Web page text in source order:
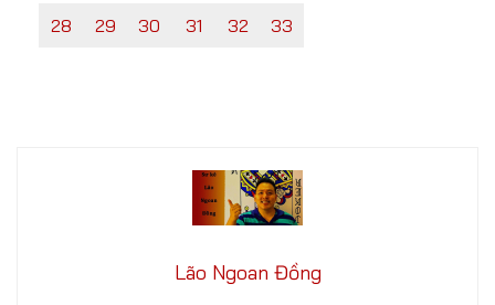
28 29 30 31 32 33
Lão Ngoan Đồng